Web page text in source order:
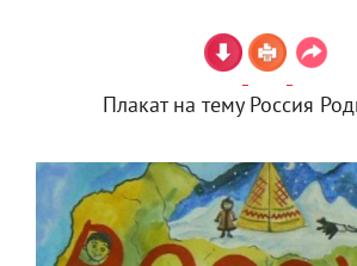
Плакат на тему Россия